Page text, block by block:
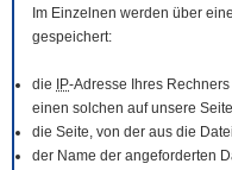
Im Einzelnen werden über
gespeichert:
die IP-Adresse Ihres Rechners
einen solchen auf unsere
die Seite, von der aus die
der Name der angeforderten